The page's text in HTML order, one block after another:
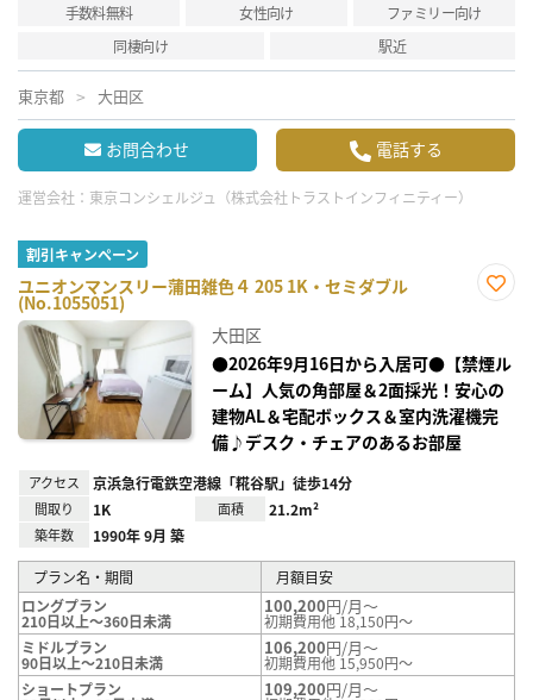
手数料無料 女性向け
ファミリー向け
同棲向け
駅近
東京都 大田区
お問合わせ 電話する
運営会社： 東京コンシェルジュ（株式会社トラストインフィニティー）
割引キャンペーン
ユニオンマンスリー蒲田雑色４ 205 1K・セミダブル
(No.1055051)
録
大田区
●2026年9月16日から入居可●【禁煙ル
ーム】人気の角部屋＆2面採光！安心の
建物AL＆宅配ボックス＆室内洗濯機完
備♪デスク・チェアのあるお部屋
アクセス 京浜急行電鉄空港線「糀谷駅」徒歩14分
間取り 1K 面積 21.2m²
築年数 1990年 9月 築
プラン名・期間
月額目安
ロングプラン
210日以上～360日未満
100,200円/月～
初期費用他 18,150円～
ミドルプラン
90日以上～210日未満
106,200円/月～
初期費用他 15,950円～
ショートプラン
109,200円/月～